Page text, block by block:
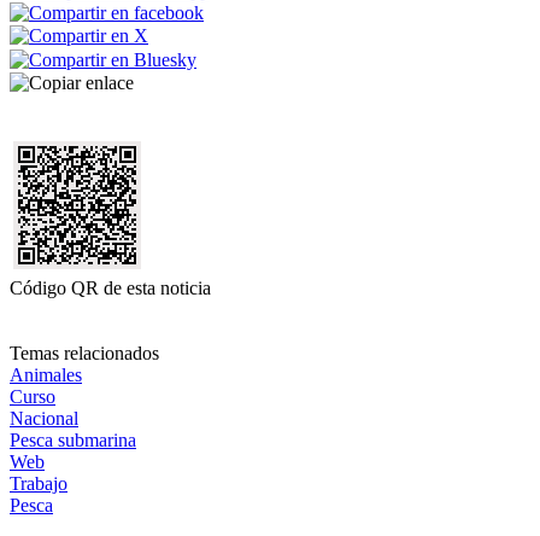
Código QR de esta noticia
Temas relacionados
Animales
Curso
Nacional
Pesca submarina
Web
Trabajo
Pesca